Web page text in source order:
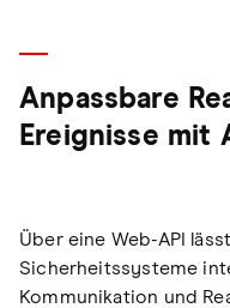
Anpassbare
Ereignisse mit
Über eine Web-API
Sicherheitssysteme
Kommunikation und